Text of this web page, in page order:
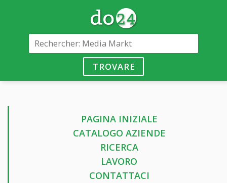
TROVARE
PAGINA INIZIALE
CATALOGO AZIENDE
RICERCA
LAVORO
CONTATTACI